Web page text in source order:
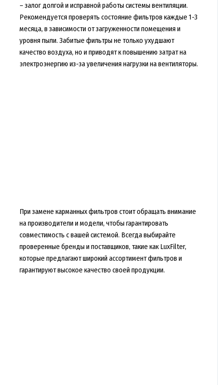
– залог долгой и исправной работы системы вентиляции.
Рекомендуется проверять состояние фильтров каждые 1-3
месяца, в зависимости от загруженности помещения и
уровня пыли. Забитые фильтры не только ухудшают
качество воздуха, но и приводят к повышению затрат на
электроэнергию из-за увеличения нагрузки на вентиляторы.
При замене карманных фильтров стоит обращать внимание
на производители и модели, чтобы гарантировать
совместимость с вашей системой. Всегда выбирайте
проверенные бренды и поставщиков, такие как LuxFilter,
которые предлагают широкий ассортимент фильтров и
гарантируют высокое качество своей продукции.